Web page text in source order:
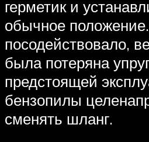
герметик и
обычное
посодействовало,
была потеряна
предстоящей
бензопилы
сменять шланг.